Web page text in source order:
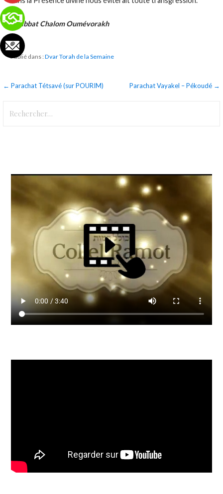
Chabbat Chalom Oumévorakh
Publié dans :Dvar Torah de la Semaine
Navigation
← Parachat Tétsavé (sur POURIM) Parachat Vayakel – Pékoudé →